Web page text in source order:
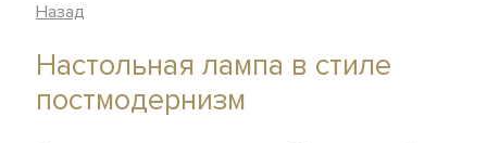
Назад
Настольная лампа в стиле
постмодернизм